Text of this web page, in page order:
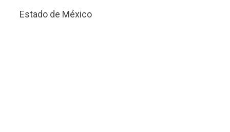
Estado de México